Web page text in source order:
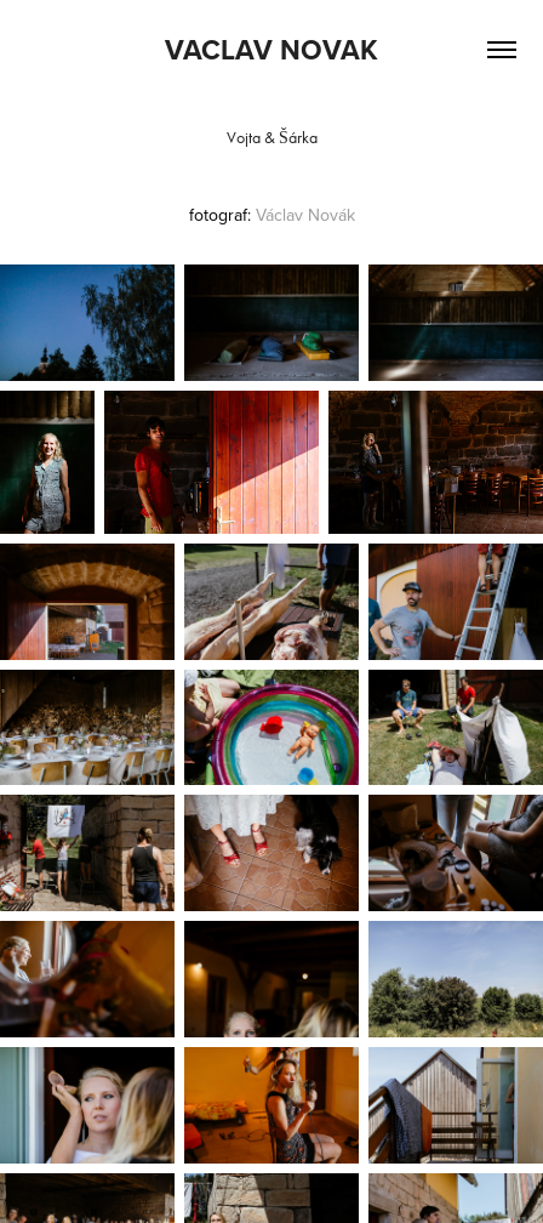
VACLAV NOVAK
Vojta & Šárka
fotograf: Václav Novák